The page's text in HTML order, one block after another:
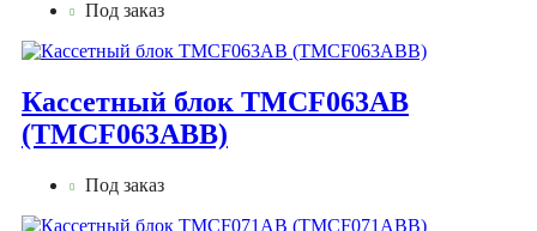
Под заказ
Кассетный блок TMCF063AB
(TMCF063ABB)
Под заказ